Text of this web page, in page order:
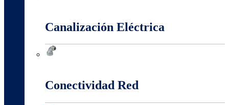
Canalización Eléctrica
Conectividad Red